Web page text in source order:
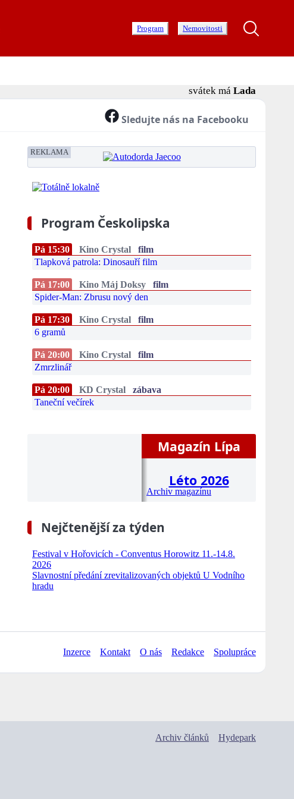
Program Nemovitosti
svátek má Lada
Sledujte nás na Facebooku
REKLAMA
Program Českolipska
Pá 15:30 Kino Crystal
film
Tlapková patrola: Dinosauří film
Pá 17:00 Kino Máj Doksy
film
Spider-Man: Zbrusu nový den
Pá 17:30 Kino Crystal
film
6 gramů
Pá 20:00 Kino Crystal
film
Zmrzlinář
Pá 20:00 KD Crystal
zábava
Taneční večírek
Magazín Lípa
Léto 2026
Archiv magazínu
Nejčtenější za týden
Festival v Hořovicích - Conventus Horowitz 11.-14.8.
2026
Slavnostní předání zrevitalizovaných objektů U Vodního
hradu
Inzerce Kontakt O nás Redakce Spolupráce
Archiv článků Hydepark